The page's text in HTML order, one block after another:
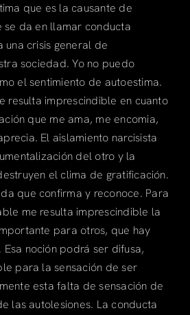
que es la causante de
se da en llamar conducta
una crisis general de
sociedad. Yo no puedo
el sentimiento de autoestima.
resulta imprescindible en cuanto
que me ama, me encomia,
El aislamiento narcisista
del otro y la
el clima de gratificación.
que confirma y reconoce. Para
me resulta imprescindible la
para otros, que hay
noción podrá ser difusa,
para la sensación de ser
esta falta de sensación de
las autolesiones. La conducta